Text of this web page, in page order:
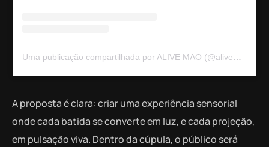
Uma publicação compartilhada por ALIVE MAO (@alivemaooficial)
A proposta é clara: criar uma experiência sensorial
onde cada batida se converte em luz, e cada projeção,
em pulsação viva. Dentro da cúpula, o público será